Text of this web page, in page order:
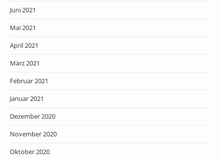
Juni 2021
Mai 2021
April 2021
März 2021
Februar 2021
Januar 2021
Dezember 2020
November 2020
Oktober 2020